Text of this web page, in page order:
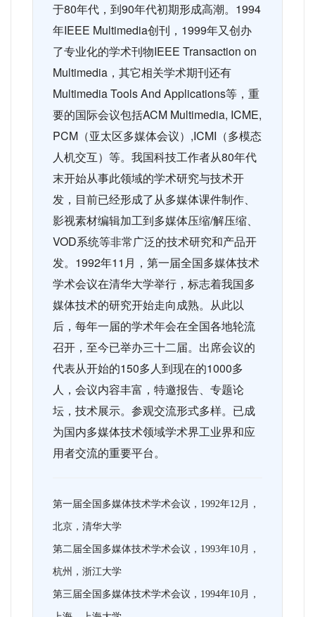
于80年代，到90年代初期形成高潮。1994
年IEEE Multimedia创刊，1999年又创办
了专业化的学术刊物IEEE Transaction on
Multimedia，其它相关学术期刊还有
Multimedia Tools And Applications等，重
要的国际会议包括ACM Multimedia, ICME,
PCM（亚太区多媒体会议）,ICMI（多模态
人机交互）等。 我国科技工作者从80年代
末开始从事此领域的学术研究与技术开
发，目前已经形成了从多媒体课件制作、
影视素材编辑加工到多媒体压缩/解压缩、
VOD系统等非常广泛的技术研究和产品开
发。1992年11月，第一届全国多媒体技术
学术会议在清华大学举行，标志着我国多
媒体技术的研究开始走向成熟。从此以
后，每年一届的学术年会在全国各地轮流
召开，至今已举办三十二届。出席会议的
代表从开始的150多人到现在的1000多
人，会议内容丰富，特邀报告、专题论
坛，技术展示。参观交流形式多样。已成
为国内多媒体技术领域学术界工业界和应
用者交流的重要平台。
第一届全国多媒体技术学术会议，1992年12月，
北京，清华大学
第二届全国多媒体技术学术会议，1993年10月，
杭州，浙江大学
第三届全国多媒体技术学术会议，1994年10月，